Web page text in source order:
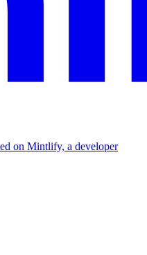
on Mintlify, a developer